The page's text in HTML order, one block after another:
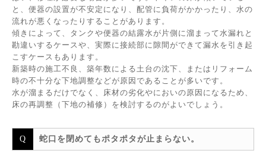
と、便器の設置が不安定になり、配管に負荷がかかったり、水の
流れが悪くなったりすることがあります。
傾きによって、タンクや便器の結露水が片側に溜まって水漏れと
勘違いするケースや、実際に接続部に隙間ができて漏水を引き起
こすケースもあります。
新築時の施工不良、築年数による土台の沈下、またはリフォーム
時の不十分な下地調整などが原因であることが多いです。
水が溜まるだけでなく、床材の劣化やにおいの原因になるため、
床の再調整（下地の補修）を検討するのがよいでしょう。
蛇口を閉めてもポタポタが止まらない。